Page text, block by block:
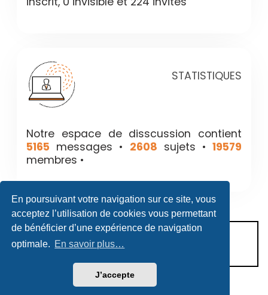
En poursuivant votre navigation sur ce site, vous
acceptez l’utilisation de cookies vous permettant
de bénéficier d’une expérience de navigation
optimale. En savoir plus…
J’accepte
STATISTIQUES
Notre espace de disscussion contient
5165 messages • 2608 sujets •19579
membres •
CONDITIONS D’UTILISATION
POLITIQUE DE VIE PRIVÉE
Héritage & Succession